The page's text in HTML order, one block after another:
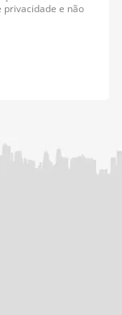
privacidade e não